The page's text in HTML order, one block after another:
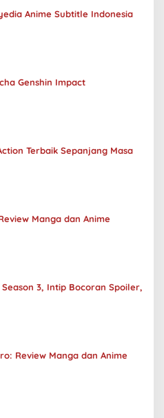
Anime Subtitle Indonesia
Genshin Impact
Terbaik Sepanjang Masa
Manga dan Anime
3, Intip Bocoran Spoiler,
Review Manga dan Anime